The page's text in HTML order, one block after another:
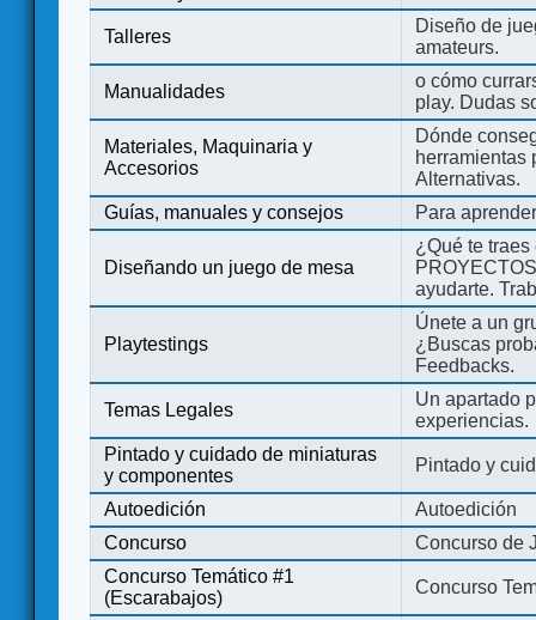
Talleres
Diseño de
amateurs.
Manualidades
o cómo
play. Dudas
Materiales, Maquinaria y
Accesorios
Dónde
herramientas
Alternativas.
Guías, manuales y consejos
Para
Diseñando un juego de mesa
¿Qué te
ayudarte.
Playtestings
Únete a un
¿Buscas
Feedbacks.
Temas Legales
Un apartado
experiencias.
Pintado y cuidado de miniaturas
y componentes
Pintado y
Autoedición
Autoedición
Concurso
Concurso de
Concurso Temático #1
(Escarabajos)
Concurso